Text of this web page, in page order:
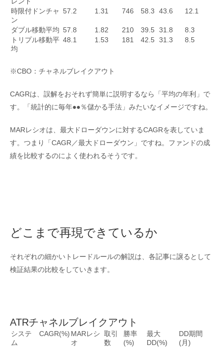
時限付ドンチャ
ン
57.2 1.31 746 58.3 43.6 12.1
ダブル移動平均 57.8 1.82 210 39.5 31.8
8.3
トリプル移動平
均
48.1 1.53 181 42.5 31.3 8.5
※CBO：チャネルブレイクアウト
CAGRは、誤解をおそれず簡単に説明するなら「平均の年利」で
す。「統計的に毎年●●％儲かる手法」みたいなイメージですね。
MARレシオは、最大ドローダウンに対するCAGRを表していま
す。つまり「CAGR／最大ドローダウン」ですね。ファンドの成
績を比較するのによく使われるそうです。
どこまで再現できているか
それぞれの細かいトレードルールの解説は、各記事に譲るとして
検証結果の比較をしていきます。
ATRチャネルブレイクアウト
システ
ム
CAGR(%) MARレシ
オ
取引
数
勝率
(%)
最大
DD(%)
DD期間
(月)